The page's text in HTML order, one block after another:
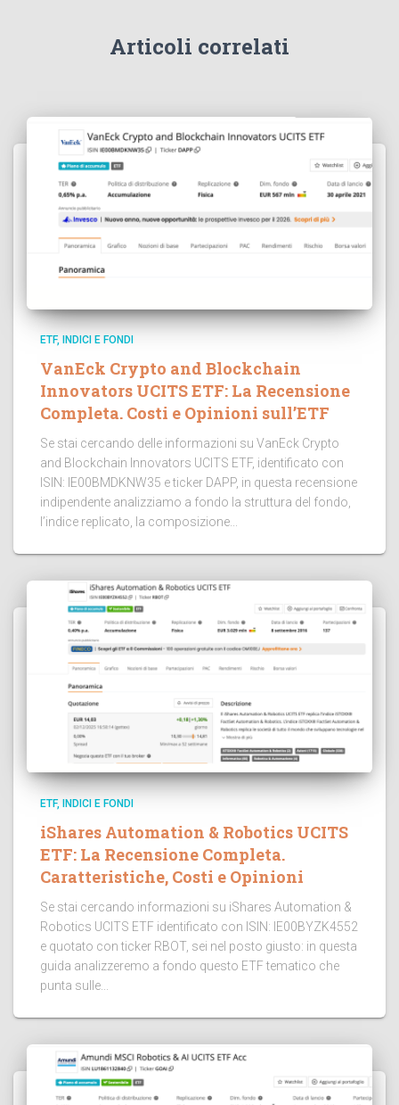
Articoli correlati
ETF, INDICI E FONDI
VanEck Crypto and Blockchain
Innovators UCITS ETF: La Recensione
Completa. Costi e Opinioni sull’ETF
Se stai cercando delle informazioni su VanEck Crypto
and Blockchain Innovators UCITS ETF, identificato con
ISIN: IE00BMDKNW35 e ticker DAPP, in questa recensione
indipendente analizziamo a fondo la struttura del fondo,
l’indice replicato, la composizione...
ETF, INDICI E FONDI
iShares Automation & Robotics UCITS
ETF: La Recensione Completa.
Caratteristiche, Costi e Opinioni
Se stai cercando informazioni su iShares Automation &
Robotics UCITS ETF identificato con ISIN: IE00BYZK4552
e quotato con ticker RBOT, sei nel posto giusto: in questa
guida analizzeremo a fondo questo ETF tematico che
punta sulle...